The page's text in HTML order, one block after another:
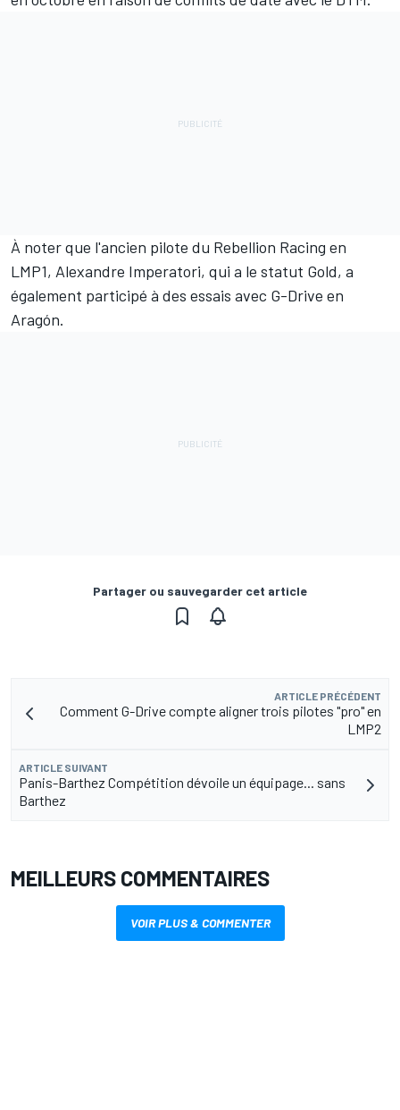
À noter que l'ancien pilote du Rebellion Racing en
LMP1, Alexandre Imperatori, qui a le statut Gold, a
également participé à des essais avec G-Drive en
Aragón.
Partager ou sauvegarder cet article
ARTICLE PRÉCÉDENT
Comment G-Drive compte aligner trois pilotes "pro" en
LMP2
ARTICLE SUIVANT
Panis-Barthez Compétition dévoile un équipage... sans
Barthez
MEILLEURS COMMENTAIRES
VOIR PLUS & COMMENTER